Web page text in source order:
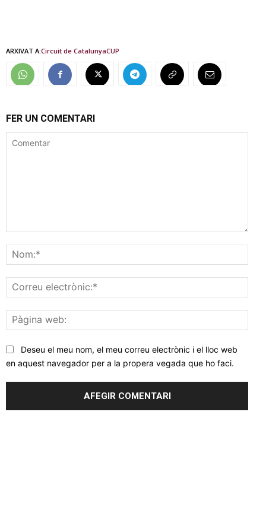
ARXIVAT A:Circuit de CatalunyaCUP
FER UN COMENTARI
web:
Deseu el meu nom, el meu correu electrònic i el lloc web
en aquest navegador per a la propera vegada que ho faci.